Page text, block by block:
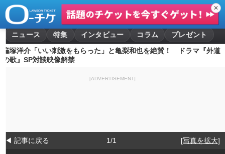
✕
ニュース 特集 インタビュー コラム
プレゼント
窪塚洋介「いい刺激をもらった」と亀梨和也を絶賛！ ドラマ『外道
の歌』SP対談映像解禁
[ADVERTISEMENT]
◀ 記事に戻る 1/1 [写真を拡大]